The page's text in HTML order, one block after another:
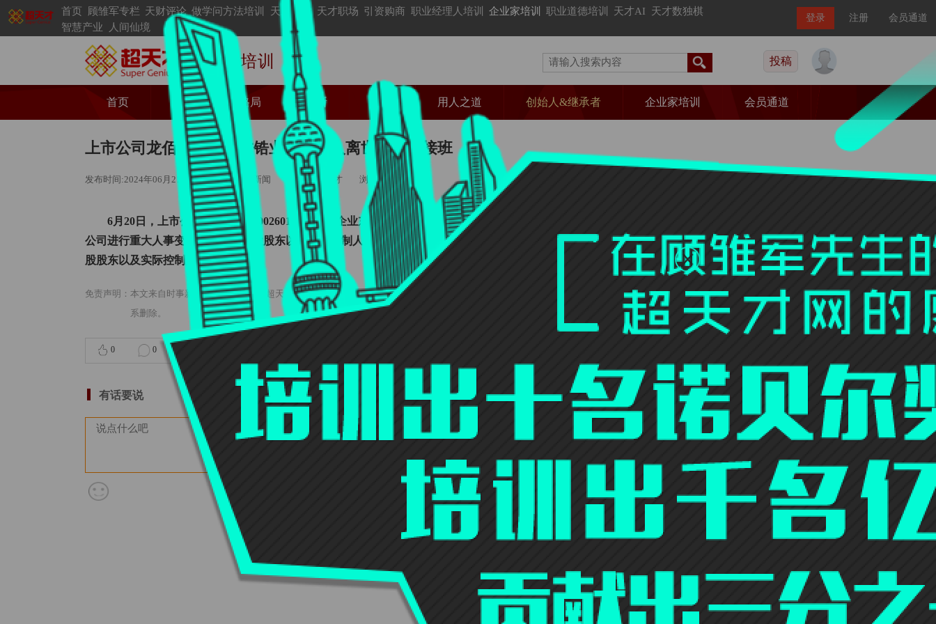
首页 顾雏军专栏 天财评论 做学问方法培训 天才创业 天才职场 引资购商 职业经理人培训 企业家培训 职业道德培训 天才AI
天才数独棋
智慧产业
人间仙境
会员通道
注册
登录
企业家培训 投稿
首页 资讯 格局 谋断 管控 用人之道 创始人&继承者 企业家培训 会员通道
上市公司龙佰集团与东方锆业的创始人离世，女儿接班
发布时间:2024年06月21日 来源：时事新闻 作者：超天才 浏览量：1,008次
6月20日，上市公司龙佰集团（002601）及旗下企业东方锆业（002167）同步披露公告，公告显示
公司进行重大人事变动，公司原控股股东以及实际控制人许刚先生离世，其女儿许冉女士将成为公司控
股股东以及实际控制人。
免责声明：本文来自时事新闻客户端，不代表超天才网的观点和立场。文章及图片来源网络，版权归作者所有，如有投诉请联
系删除。
0 0
有话要说
市值超20亿元
梁文锋留住97%员工
王兴、程维、张一鸣共同的夙愿与遗
停课不停学，在线教育寒冬翻身？
2019，“重新定义”罗永浩
当当网创始人辞职
“硬核”的中联重科与低调的掌门人詹